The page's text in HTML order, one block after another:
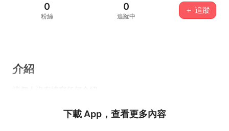
0
粉絲
0
追蹤中
＋ 追蹤
介紹
下載 App，查看更多內容